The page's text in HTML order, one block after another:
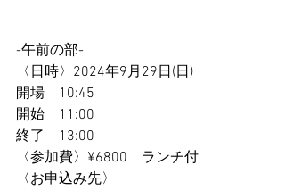
-午前の部-
〈日時〉2024年9月29日(日)
開場　10:45
開始　11:00
終了　13:00
〈参加費〉¥6800　ランチ付
〈お申込み先〉